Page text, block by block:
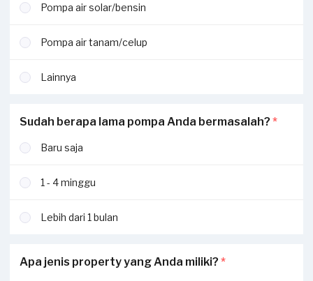
Pompa air solar/bensin
Pompa air tanam/celup
Lainnya
Sudah berapa lama pompa Anda bermasalah? *
Baru saja
1 - 4 minggu
Lebih dari 1 bulan
Apa jenis property yang Anda miliki? *